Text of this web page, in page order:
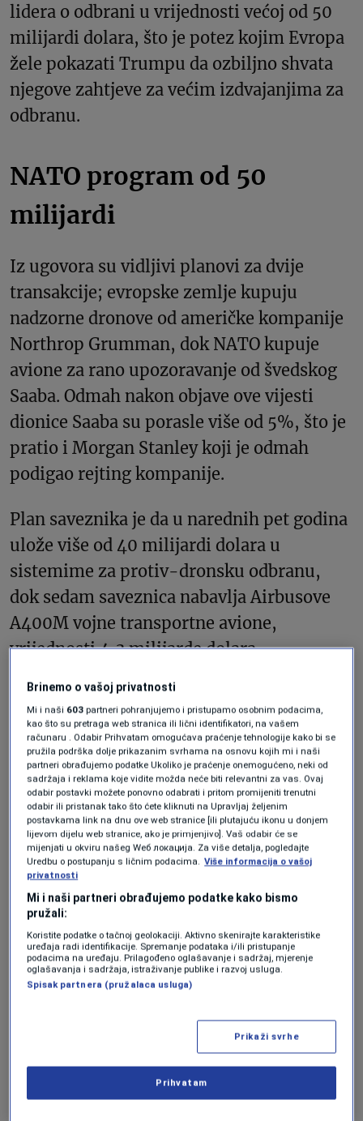
lidera o odbrani u vrijednosti većoj od 50
milijardi dolara, što je potez kojim Evropa
žele pokazati Trumpu da ozbiljno shvata
njegove zahtjeve za većim izdvajanjima za
odbranu.
NATO program od 50
milijardi
Iz ugovora su vidljivi planovi za dvije
transakcije; evropske zemlje kupuju
nadzorne dronove od američke kompanije
Northrop Grumman, dok NATO kupuje
avione za rano upozoravanje od švedskog
Saaba. Odmah nakon objave ove vijesti
dionice Saaba su porasle više od 5%, što je
pratio i Morgan Stanley koji je odmah
podigao rejting kompanije.
Plan saveznika je da u narednih pet godina
ulože više od 40 milijardi dolara u
sistemime za protiv-dronsku odbranu,
dok sedam saveznica nabavlja Airbusove
A400M vojne transportne avione,
vrijednosti 4,3 milijarde dolara.
Također, UK, Francuska i Njemačka
pokrenule su zaseban NATO program
vrijedan 50 milijardi dolara za razvoj
oružja dalekog dometa (preko 2.000 km)
bez američkog učešća, a cilj je smanjiti
zaostatak za Rusijom u ovoj oblasti.
Britanska vlada je u saopštenju saopštila,
prenosi Reuters, daće 12 evropskih
zemalja, uključujući Veliku Britaniju,
Francusku i Njemačku, potrošitiviše od 50
milijardi dolara u narednih 10 godina na
jačanja odbrambenih sposobnosti NATO-a.
Turska može biti zadovoljna najavom
SAD-a da će joj biti ukinute sankcije zbog
Brinemo o vašoj privatnosti
Mi i naši 603 partneri pohranjujemo i pristupamo osobnim podacima,
kao što su pretraga web stranica ili lični identifikatori, na vašem
računaru . Odabir Prihvatam omogućava praćenje tehnologije kako bi se
pružila podrška dolje prikazanim svrhama na osnovu kojih mi i naši
partneri obrađujemo podatke Ukoliko je praćenje onemogućeno, neki od
sadržaja i reklama koje vidite možda neće biti relevantni za vas. Ovaj
odabir postavki možete ponovno odabrati i pritom promijeniti trenutni
odabir ili pristanak tako što ćete kliknuti na Upravljaj željenim
postavkama link na dnu ove web stranice [ili plutajuću ikonu u donjem
lijevom dijelu web stranice, ako je primjenjivo]. Vaš odabir će se
mijenjati u okviru našeg Wеб локација. Za više detalja, pogledajte
Uredbu o postupanju s ličnim podacima. Više informacija o vašoj
privatnosti
Mi i naši partneri obrađujemo podatke kako bismo
pružali:
Koristite podatke o tačnoj geolokaciji. Aktivno skenirajte karakteristike
uređaja radi identifikacije. Spremanje podataka i/ili pristupanje
podacima na uređaju. Prilagođeno oglašavanje i sadržaj, mjerenje
oglašavanja i sadržaja, istraživanje publike i razvoj usluga.
Spisak partnera (pružalaca usluga)
Prikaži svrhe
Prihvatam